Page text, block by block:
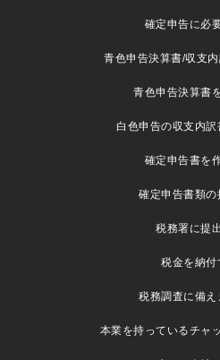
確定申告に必
青色申告決算書/収支
青色申告決算書
白色申告の収支内訳
確定申告書を
確定申告書類の
税務署に提
税金を納付
税務調査に備え
本業を持っているチャ